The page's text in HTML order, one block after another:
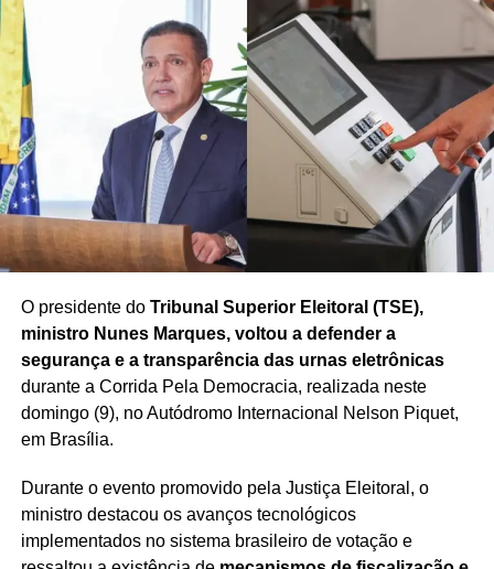
O presidente do Tribunal Superior Eleitoral (TSE),
ministro Nunes Marques, voltou a defender a
segurança e a transparência das urnas eletrônicas
durante a Corrida Pela Democracia, realizada neste
domingo (9), no Autódromo Internacional Nelson Piquet,
em Brasília.
Durante o evento promovido pela Justiça Eleitoral, o
ministro destacou os avanços tecnológicos
implementados no sistema brasileiro de votação e